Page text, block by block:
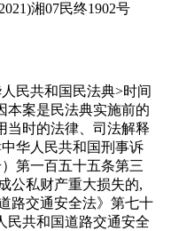
湘07民终1902号
民共和国民法典>时间
本案是民法典实施前的
当时的法律、司法解释
华人民共和国刑事诉
第一百五十五条第三
公私财产重大损失的,
路交通安全法》第七十
民共和国道路交通安全